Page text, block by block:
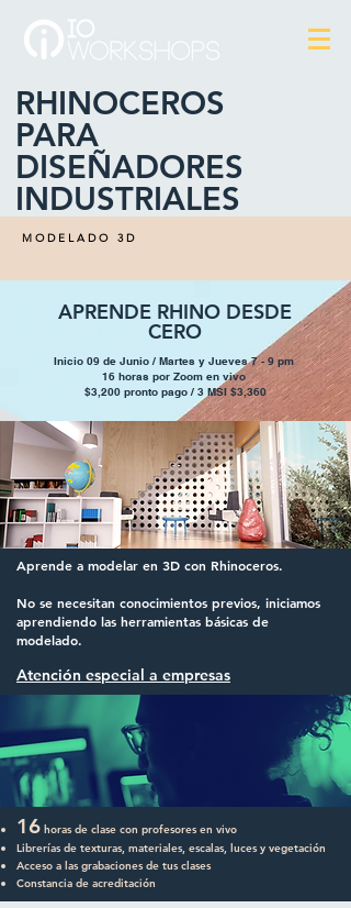
RHINOCEROS
PARA
DISEÑADORES
INDUSTRIALES
MODELADO 3D
Aprende a modelar en 3D con Rhinoceros.
No se necesitan conocimientos previos, iniciamos
aprendiendo las herramientas básicas de
modelado.
Atención especial a empresas
APRENDE RHINO DESDE
CERO
Inicio 09 de Junio / Martes y Jueves 7 - 9 pm
16 horas por Zoom en vivo
$3,200 pronto pago / 3 MSI $3,360
16 horas de clase con profesores en vivo
Librerías de texturas, materiales, escalas, luces y vegetación
Acceso a las grabaciones de tus clases
Constancia de acreditación